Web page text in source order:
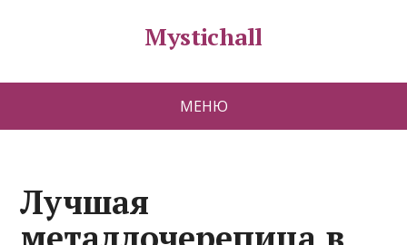
Mystichall
МЕНЮ
Лучшая